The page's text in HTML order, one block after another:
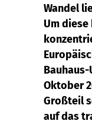
Wandel
Um
Oktober
Großteil
auf das